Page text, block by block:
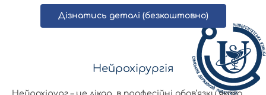
Дізнатись деталі (безкоштовно)
Нейрохірургія
Нейрохірург – це лікар, в професійні обов’язки якого